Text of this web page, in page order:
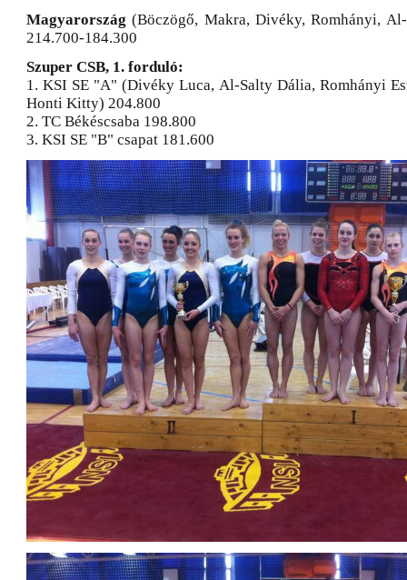
Magyarország (Böczögő, Makra, Divéky, Romhányi,
214.700-184.300
Szuper CSB, 1. forduló:
1. KSI SE "A" (Divéky Luca, Al-Salty Dália, Romhányi
Honti Kitty) 204.800
2. TC Békéscsaba 198.800
3. KSI SE "B" csapat 181.600